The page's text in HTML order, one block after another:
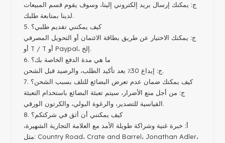
ج: يمكنك إرسال بريد إلكتروني إلينا، وسوف يقوم قسم المبيعات
لدينا بمتابعة طلبك.
5. كيف يمكنني تقديم طلبي؟
ج: يمكنك الاختيار عن طريق بطاقة الائتمان أو التحويل المصرفي
أو T / T أو Paypal، إلخ.
6. ما هي مدة الدفع الخاصة بك؟
ج: إيداع 30٪ بعد تأكيد الطلب، والرصيد قبل الشحن.
7. كيف يمكنك ضمان عدم تعرض البضائع للتلف بسبب الشحن؟
ج: من أجل منع الأضرار، سيتم تعبئة البضائع باستخدام التعبئة
القياسية للتصدير، والرغوة البولي، والكرتون الورقي.
8. كيف يمكنني أن أثق في شركتكم؟
أ: خبرة غنية وشراكة طويلة الأمد مع العلامة التجارية الشهيرة،
مثل: Country Road، Crate and Barrel، Jonathan Adler،